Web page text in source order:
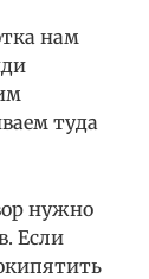
нам
туда
нужно
Если